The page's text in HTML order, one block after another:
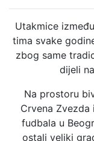
Utakmice
tima svake
zbog same
dijeli
Na prostoru
Crvena
fudbala u
ostali veliki